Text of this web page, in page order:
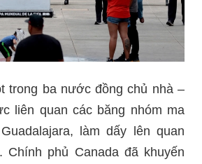
trong ba nước đồng chủ nhà –
liên quan các băng nhóm ma
làm dấy lên quan
Chính phủ Canada đã khuyến